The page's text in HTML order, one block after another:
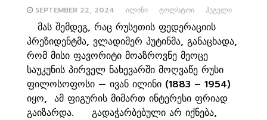
SEPTEMBER 22, 2024 ᲘᲚᲘᲜᲘ ᲢᲝᲚᲡᲢᲝᲘ ᲰᲔᲒᲔᲚᲘ
მას შემდეგ, რაც რუსეთის ფედერაციის
პრეზიდენტმა, ვლადიმერ პუტინმა, განაცხადა,
რომ მისი ფავორიტი მოაზროვნე მეოცე
საუკუნის პირველ ნახევარში მოღვაწე რუსი
ფილოსოფოსი — ივან ილინი (1883 – 1954)
იყო, ამ ფიგურის მიმართ ინტერესი ფრიად
გაიზარდა. გადაჭარბებული არ იქნება,